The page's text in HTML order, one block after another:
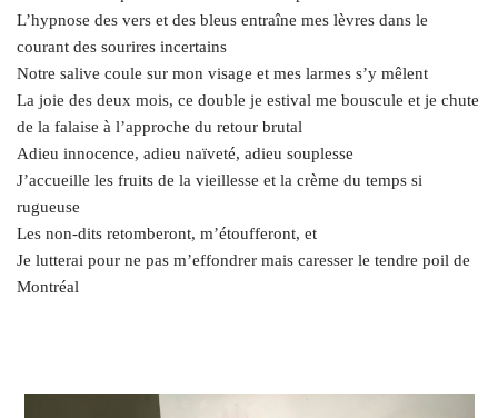
L’hypnose des vers et des bleus entraîne mes lèvres dans le
courant des sourires incertains
Notre salive coule sur mon visage et mes larmes s’y mêlent
La joie des deux mois, ce double je estival me bouscule et je chute
de la falaise à l’approche du retour brutal
Adieu innocence, adieu naïveté, adieu souplesse
J’accueille les fruits de la vieillesse et la crème du temps si
rugueuse
Les non-dits retomberont, m’étoufferont, et
Je lutterai pour ne pas m’effondrer mais caresser le tendre poil de
Montréal